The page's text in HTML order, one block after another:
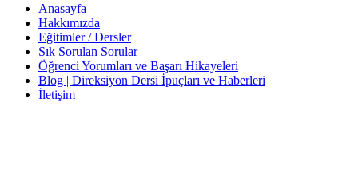
Anasayfa
Hakkımızda
Eğitimler / Dersler
Sık Sorulan Sorular
Öğrenci Yorumları ve Başarı Hikayeleri
Blog | Direksiyon Dersi İpuçları ve Haberleri
İletişim